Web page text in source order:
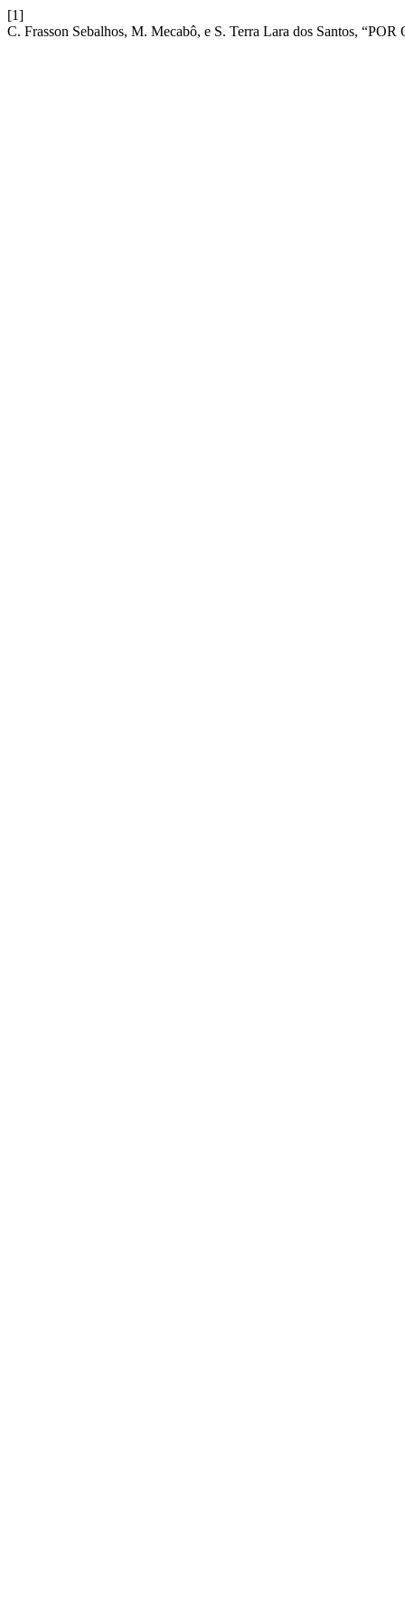
[1]
C. Frasson Sebalhos, M. Mecabô, e S. Terra Lara dos Santos,